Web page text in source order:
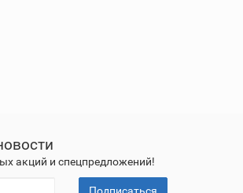
акций и спецпредложений!